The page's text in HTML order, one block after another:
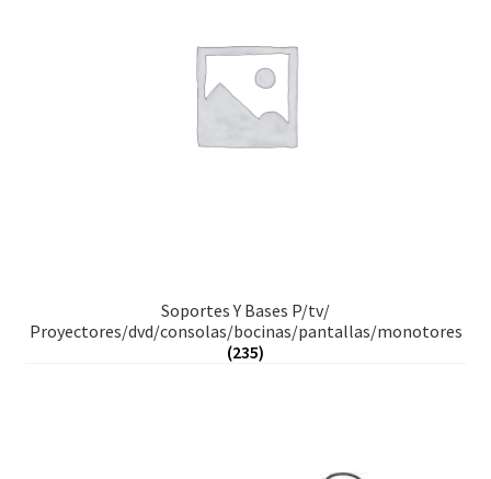
Soportes Y Bases P/tv/
Proyectores/dvd/consolas/bocinas/pantallas/monotores
(235)